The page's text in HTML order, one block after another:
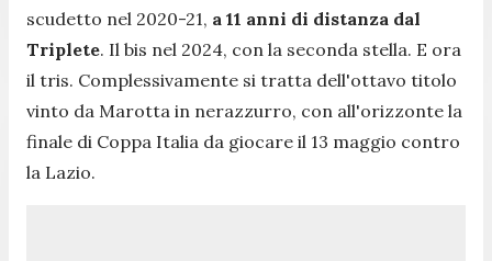
scudetto nel 2020-21, a 11 anni di distanza dal
Triplete. Il bis nel 2024, con la seconda stella. E ora
il tris. Complessivamente si tratta dell'ottavo titolo
vinto da Marotta in nerazzurro, con all'orizzonte la
finale di Coppa Italia da giocare il 13 maggio contro
la Lazio.